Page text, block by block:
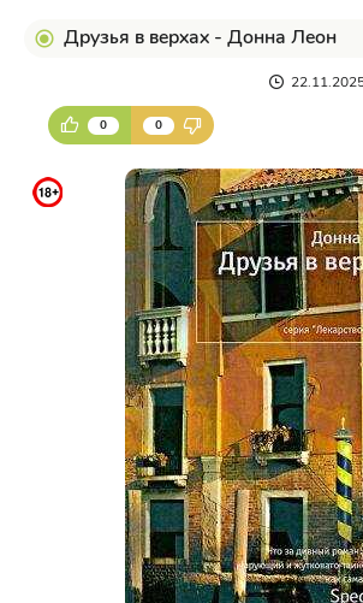
Друзья в верхах - Донна Леон
0 0